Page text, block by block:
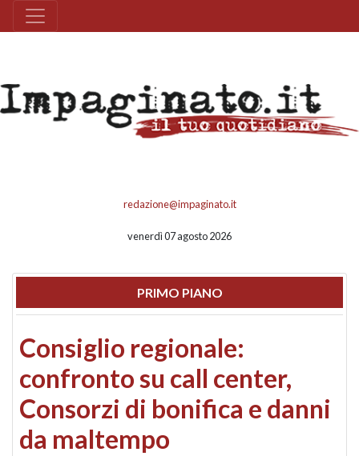
redazione@impaginato.it
venerdì 07 agosto 2026
PRIMO PIANO
Consiglio regionale:
confronto su call center,
Consorzi di bonifica e danni
da maltempo